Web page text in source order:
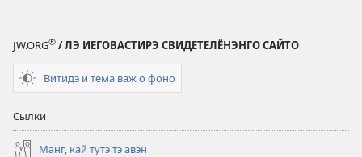
JW.ORG® / ЛЭ ИЕГОВАСТИРЭ СВИДЕТЕЛЁНЭНГО САЙТО
Витидэ и тема важ о фоно
Сылки
Манг, кай тутэ тэ авэн